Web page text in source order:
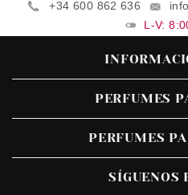
+34 600 862 636
L-V:
PERFUMES
PERFUMES
SÍGUENOS